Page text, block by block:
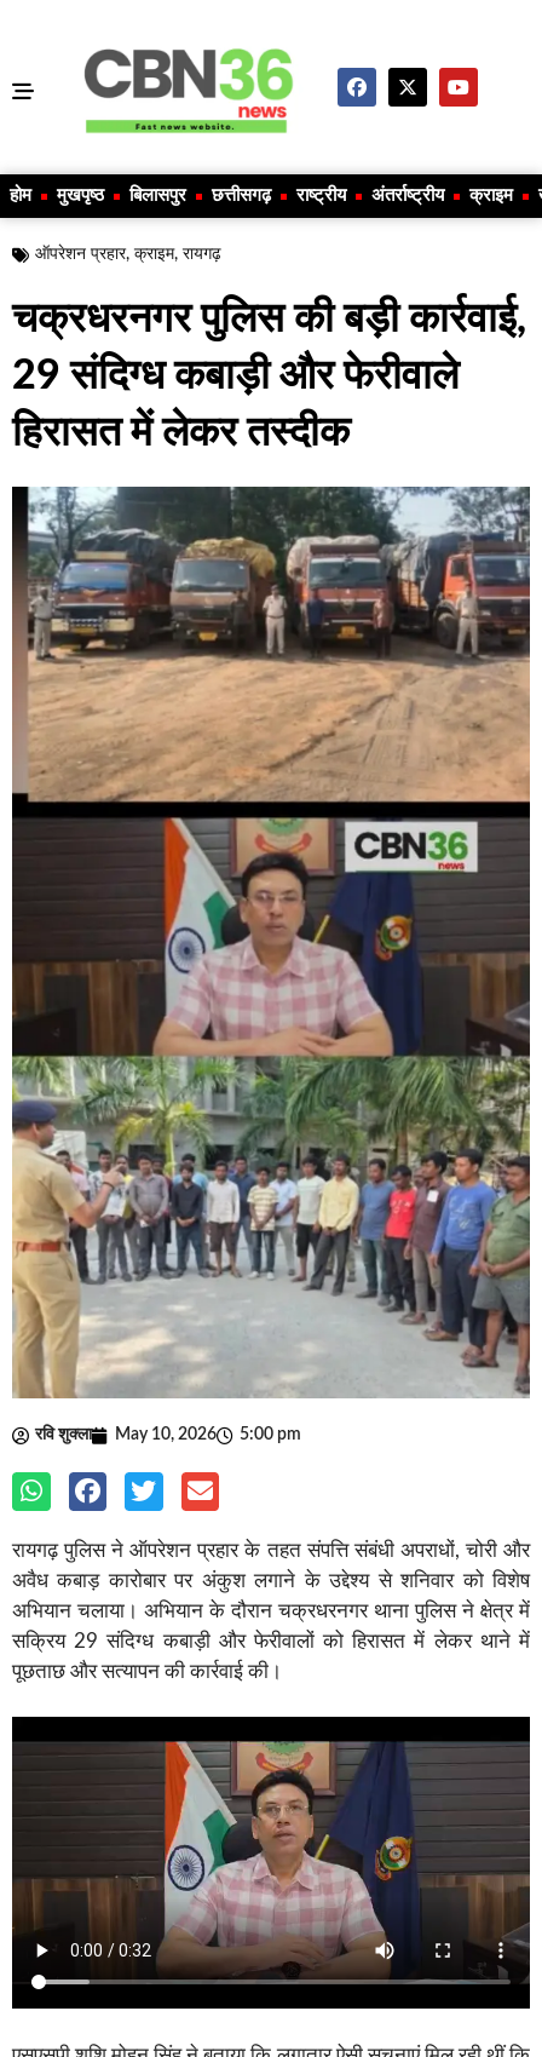
होम मुखपृष्ठ बिलासपुर छत्तीसगढ़ राष्ट्रीय अंतर्राष्ट्रीय क्राइम
ऑपरेशन प्रहार, क्राइम, रायगढ़
चक्रधरनगर पुलिस की बड़ी कार्रवाई,
29 संदिग्ध कबाड़ी और फेरीवाले
हिरासत में लेकर तस्दीक
रवि शुक्ला May 10, 2026 5:00 pm
रायगढ़ पुलिस ने ऑपरेशन प्रहार के तहत संपत्ति संबंधी अपराधों, चोरी और
अवैध कबाड़ कारोबार पर अंकुश लगाने के उद्देश्य से शनिवार को विशेष
अभियान चलाया। अभियान के दौरान चक्रधरनगर थाना पुलिस ने क्षेत्र में
सक्रिय 29 संदिग्ध कबाड़ी और फेरीवालों को हिरासत में लेकर थाने में
पूछताछ और सत्यापन की कार्रवाई की।